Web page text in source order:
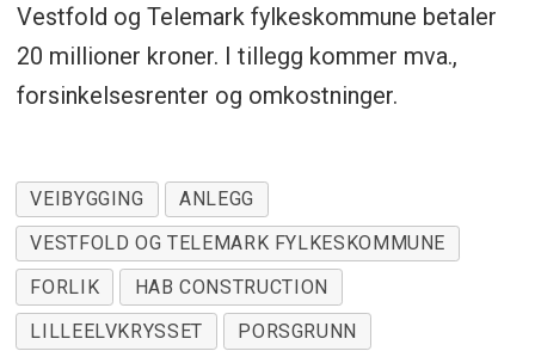
Vestfold og Telemark fylkeskommune betaler
20 millioner kroner. I tillegg kommer mva.,
forsinkelsesrenter og omkostninger.
VEIBYGGING
ANLEGG
VESTFOLD OG TELEMARK FYLKESKOMMUNE
FORLIK
HAB CONSTRUCTION
LILLEELVKRYSSET
PORSGRUNN